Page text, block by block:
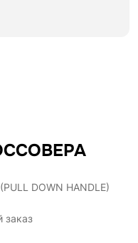
DOWN HANDLE)
заказ